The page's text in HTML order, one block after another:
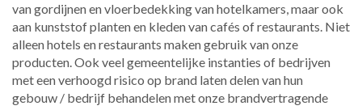
van gordijnen en vloerbedekking van hotelkamers, maar ook
aan kunststof planten en kleden van cafés of restaurants. Niet
alleen hotels en restaurants maken gebruik van onze
producten. Ook veel gemeentelijke instanties of bedrijven
met een verhoogd risico op brand laten delen van hun
gebouw / bedrijf behandelen met onze brandvertragende